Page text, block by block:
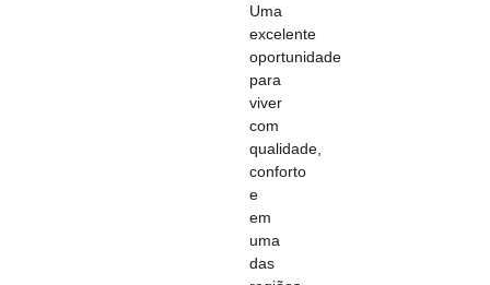
Uma
excelente
oportunidade
para
viver
com
qualidade,
conforto
e
em
uma
das